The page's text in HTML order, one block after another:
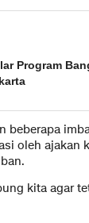
Program
beberapa
oleh ajakan
kita agar